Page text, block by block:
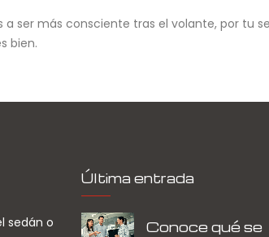
a ser más consciente tras el volante, por tu
bien.
sedán o
Última entrada
Conoce qué se